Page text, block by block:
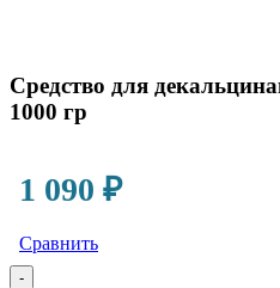
Средство для
1000 гр
1 090 ₽
Сравнить
-